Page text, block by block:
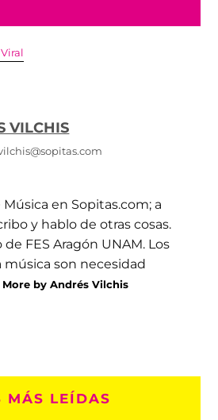
VILCHIS
en Sopitas.com; a
y hablo de otras cosas.
de FES Aragón UNAM. Los
música son necesidad
More by Andrés Vilchis
MÁS LEÍDAS